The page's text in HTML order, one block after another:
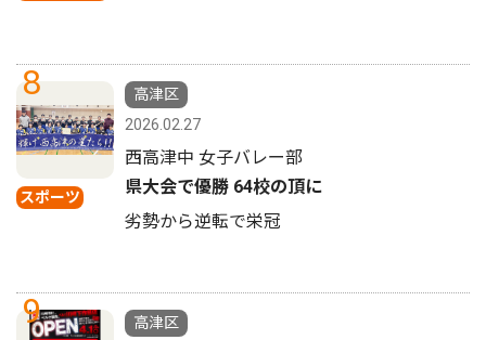
8
スポーツ
高津区
2026.02.27
西高津中 女子バレー部
県大会で優勝 64校の頂に
劣勢から逆転で栄冠
9
高津区